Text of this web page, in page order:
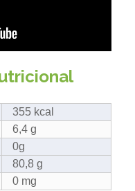
355 kcal
6,4 g
0g
80,8 g
0 mg